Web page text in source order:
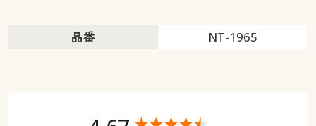
品番 NT-1965